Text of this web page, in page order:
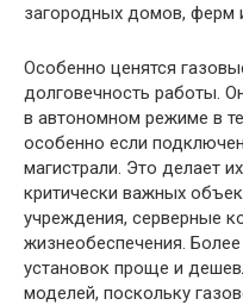
загородных домов, ферм
Особенно ценятся
долговечность работы.
в автономном режиме в
особенно если
магистрали. Это делает
критически важных
учреждения, серверные
жизнеобеспечения.
установок проще и
моделей, поскольку